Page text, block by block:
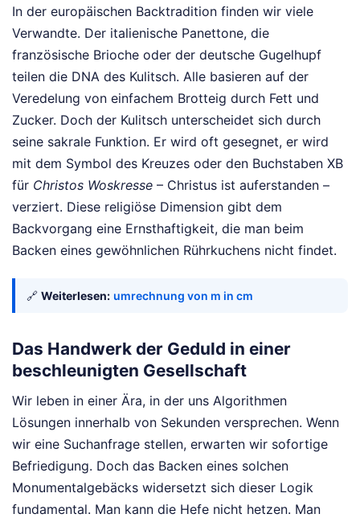
In der europäischen Backtradition finden wir viele
Verwandte. Der italienische Panettone, die
französische Brioche oder der deutsche Gugelhupf
teilen die DNA des Kulitsch. Alle basieren auf der
Veredelung von einfachem Brotteig durch Fett und
Zucker. Doch der Kulitsch unterscheidet sich durch
seine sakrale Funktion. Er wird oft gesegnet, er wird
mit dem Symbol des Kreuzes oder den Buchstaben XB
für Christos Woskresse – Christus ist auferstanden –
verziert. Diese religiöse Dimension gibt dem
Backvorgang eine Ernsthaftigkeit, die man beim
Backen eines gewöhnlichen Rührkuchens nicht findet.
🔗 Weiterlesen: umrechnung von m in cm
Das Handwerk der Geduld in einer
beschleunigten Gesellschaft
Wir leben in einer Ära, in der uns Algorithmen
Lösungen innerhalb von Sekunden versprechen. Wenn
wir eine Suchanfrage stellen, erwarten wir sofortige
Befriedigung. Doch das Backen eines solchen
Monumentalgebäcks widersetzt sich dieser Logik
fundamental. Man kann die Hefe nicht hetzen. Man